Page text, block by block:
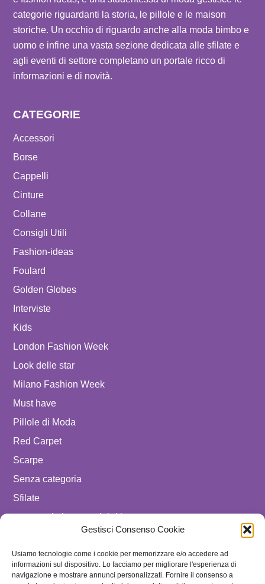
Gestisci Consenso Cookie
Usiamo tecnologie come i cookie per memorizzare e/o accedere ad
informazioni sul dispositivo. Lo facciamo per migliorare l'esperienza di
navigazione e mostrare annunci personalizzati. Fornire il consenso a
categorie riguardanti la storia, le pillole e le maison
storiche. Un occhio di riguardo anche alla moda bimbo e
uomo e infine una vasta sezione dedicata alle sfilate e
agli eventi di settore completano un portale ricco di
informazioni e di novità.
CATEGORIE
Accessori
Borse
Cappelli
Cinture
Collane
Consigli Utili
Fashion-ideas
Foulard
Golden Globes
Interviste
Kids
London Fashion Week
Look delle star
Milano Fashion Week
Must have
Pillole di Moda
Red Carpet
Scarpe
Senza categoria
Sfilate
spostare in luxury celebrities
Uomo